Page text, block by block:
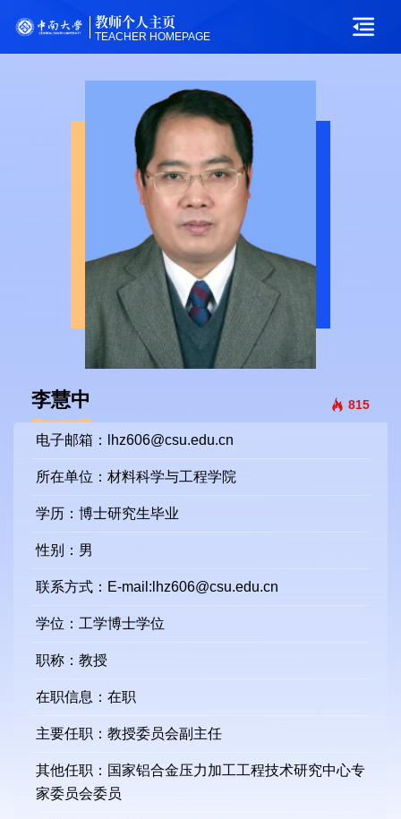
教师个人主页
TEACHER HOMEPAGE
李慧中 815
电子邮箱： lhz606@csu.edu.cn
所在单位：材料科学与工程学院
学历：博士研究生毕业
性别：男
联系方式：E-mail:lhz606@csu.edu.cn
学位：工学博士学位
职称：教授
在职信息：在职
主要任职：教授委员会副主任
其他任职：国家铝合金压力加工工程技术研究中心专
家委员会委员